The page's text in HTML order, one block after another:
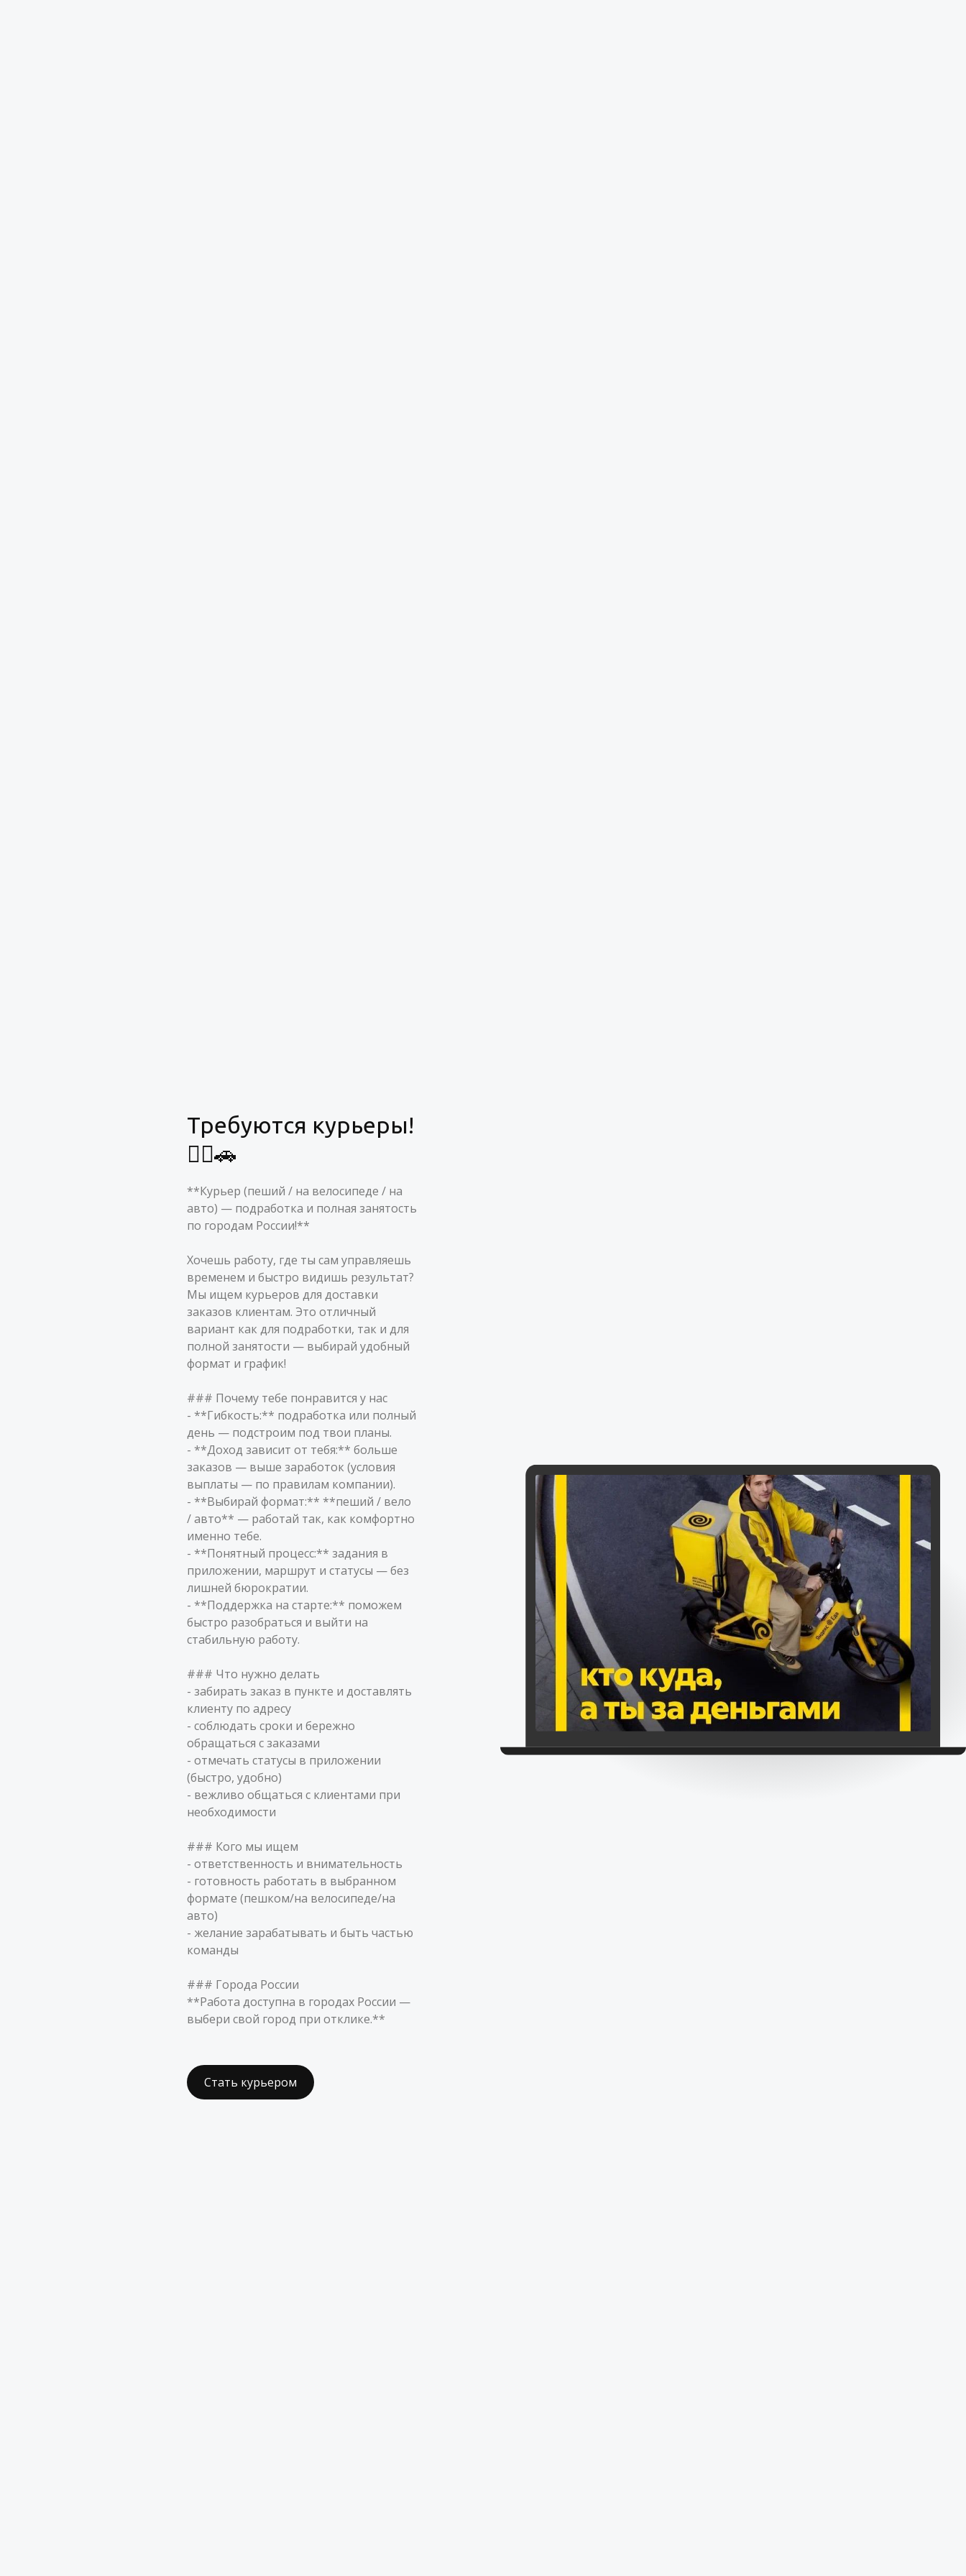
Требуются курьеры!
🚴‍♂️🚗
**Курьер (пеший / на велосипеде / на
авто) — подработка и полная занятость
по городам России!**
Хочешь работу, где ты сам управляешь
временем и быстро видишь результат?
Мы ищем курьеров для доставки
заказов клиентам. Это отличный
вариант как для подработки, так и для
полной занятости — выбирай удобный
формат и график!
### Почему тебе понравится у нас
- **Гибкость:** подработка или полный
день — подстроим под твои планы.
- **Доход зависит от тебя:** больше
заказов — выше заработок (условия
выплаты — по правилам компании).
- **Выбирай формат:** **пеший / вело
/ авто** — работай так, как комфортно
именно тебе.
- **Понятный процесс:** задания в
приложении, маршрут и статусы — без
лишней бюрократии.
- **Поддержка на старте:** поможем
быстро разобраться и выйти на
стабильную работу.
### Что нужно делать
- забирать заказ в пункте и доставлять
клиенту по адресу
- соблюдать сроки и бережно
обращаться с заказами
- отмечать статусы в приложении
(быстро, удобно)
- вежливо общаться с клиентами при
необходимости
### Кого мы ищем
- ответственность и внимательность
- готовность работать в выбранном
формате (пешком/на велосипеде/на
авто)
- желание зарабатывать и быть частью
команды
### Города России
**Работа доступна в городах России —
выбери свой город при отклике.**
Стать курьером